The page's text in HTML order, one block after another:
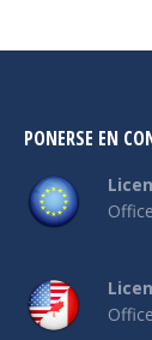
PONERSE EN